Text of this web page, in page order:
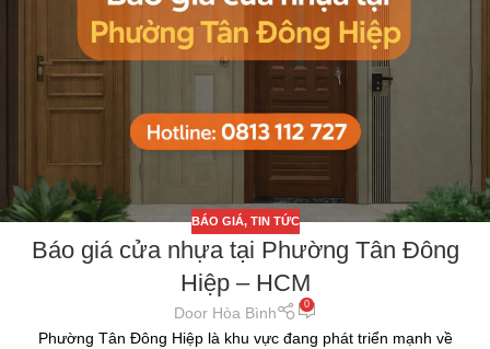
BÁO GIÁ, TIN TỨC
Báo giá cửa nhựa tại Phường Tân Đông
Hiệp – HCM
Door Hòa Bình 0
Phường Tân Đông Hiệp là khu vực đang phát triển mạnh về